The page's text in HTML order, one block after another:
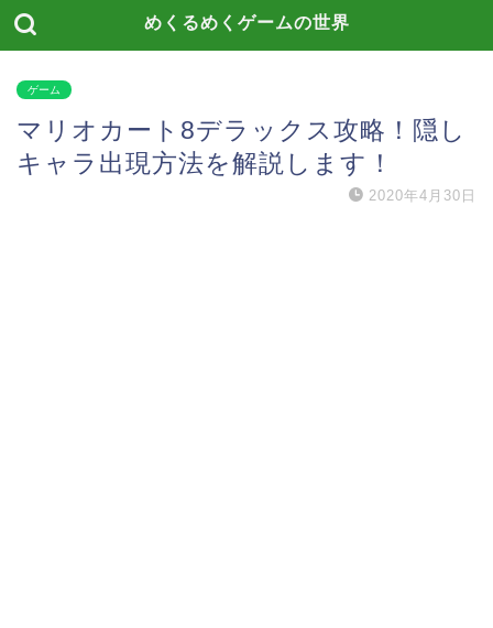
めくるめくゲームの世界
ゲーム
マリオカート8デラックス攻略！隠し
キャラ出現方法を解説します！
2020年4月30日